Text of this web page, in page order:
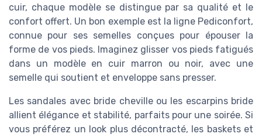
cuir, chaque modèle se distingue par sa qualité et le
confort offert. Un bon exemple est la ligne Pediconfort,
connue pour ses semelles conçues pour épouser la
forme de vos pieds. Imaginez glisser vos pieds fatigués
dans un modèle en cuir marron ou noir, avec une
semelle qui soutient et enveloppe sans presser.
Les sandales avec bride cheville ou les escarpins bride
allient élégance et stabilité, parfaits pour une soirée. Si
vous préférez un look plus décontracté, les baskets et